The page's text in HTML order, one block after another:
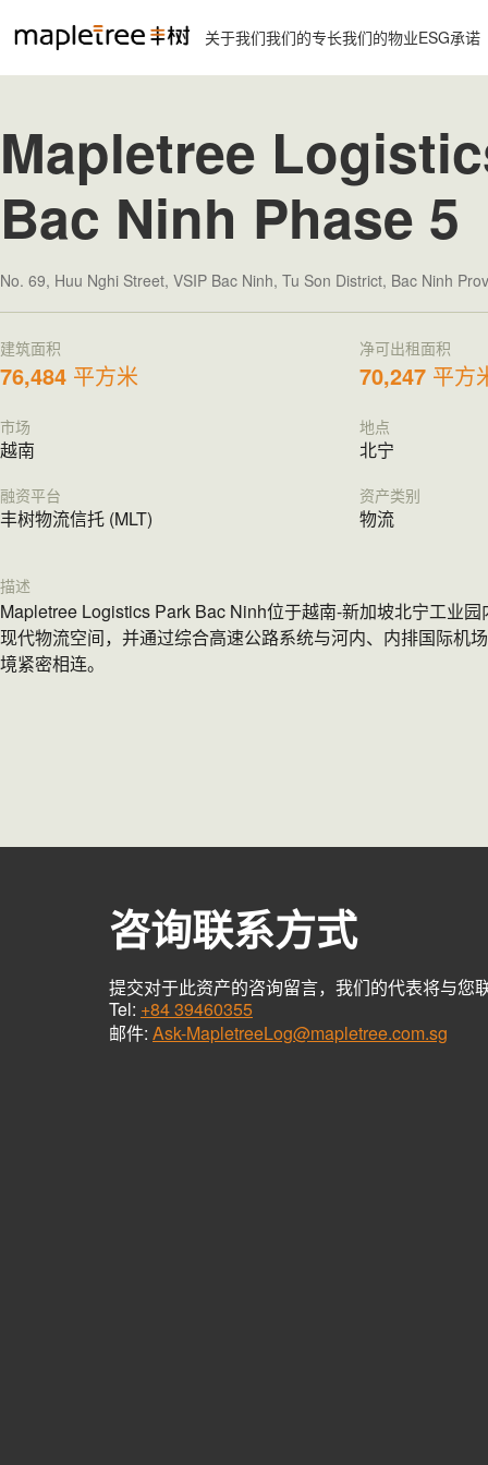
关于我们我们的专长我们的物业ESG承诺
Mapletree
Bac Ninh Phase 5
No. 69, Huu Nghi Street, VSIP Bac Ninh, Tu Son District, Bac Ninh
建筑面积
76,484 平方米
净可出租面积
70,247 平方
市场
越南
地点
北宁
融资平台
丰树物流信托 (MLT)
资产类别
物流
描述
Mapletree Logistics Park Bac Ninh位于越南-新加坡北宁工业
现代物流空间，并通过综合高速公路系统与河内、内排国际机
境紧密相连。
咨询联系方式
提交对于此资产的咨询留言，我们的代表将与您
Tel: +84 39460355
邮件: Ask-MapletreeLog@mapletree.com.sg